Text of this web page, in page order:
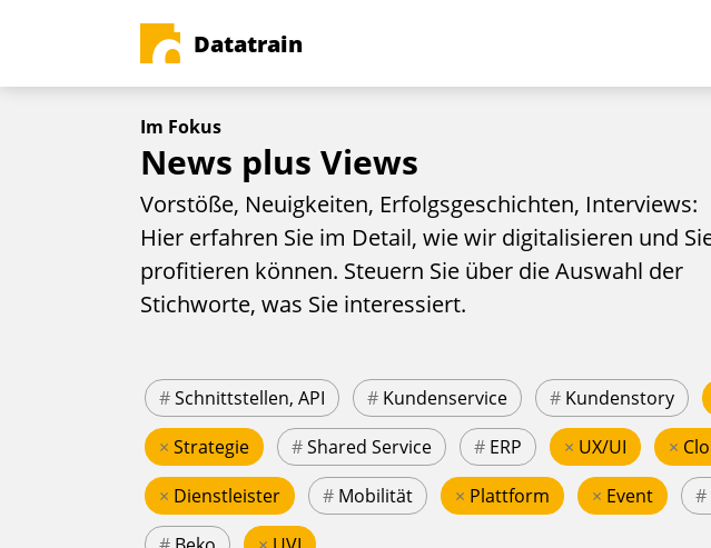
Datatrain
Im Fokus
News plus Views
Vorstöße, Neuigkeiten, Erfolgsgeschichten, Interviews:
Hier erfahren Sie im Detail, wie wir digitalisieren und
profitieren können. Steuern Sie über die Auswahl der
Stichworte, was Sie interessiert.
#Schnittstellen, API # Kundenservice # Kundenstory
× Strategie #Shared Service # ERP × UX/UI ×
× Dienstleister # Mobilität × Plattform × Event #